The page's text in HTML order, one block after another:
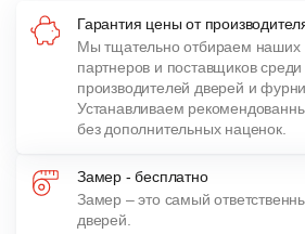
Гарантия цены от
Мы тщательно отбираем наших
партнеров и поставщиков среди
производителей дверей и
Устанавливаем
без дополнительных наценок.
Замер - бесплатно
Замер – это самый
дверей.